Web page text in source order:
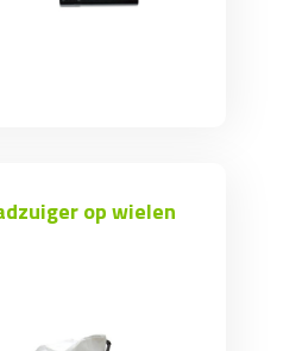
op wielen